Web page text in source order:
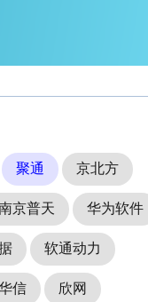
聚通 京北方
京普天 华为软件
软通动力
信 欣网